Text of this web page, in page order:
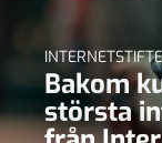
Bakom
största